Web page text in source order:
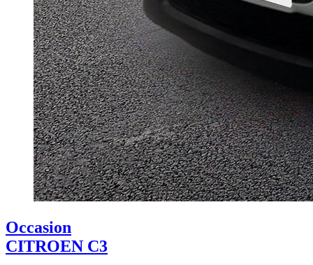
Occasion
CITROEN C3